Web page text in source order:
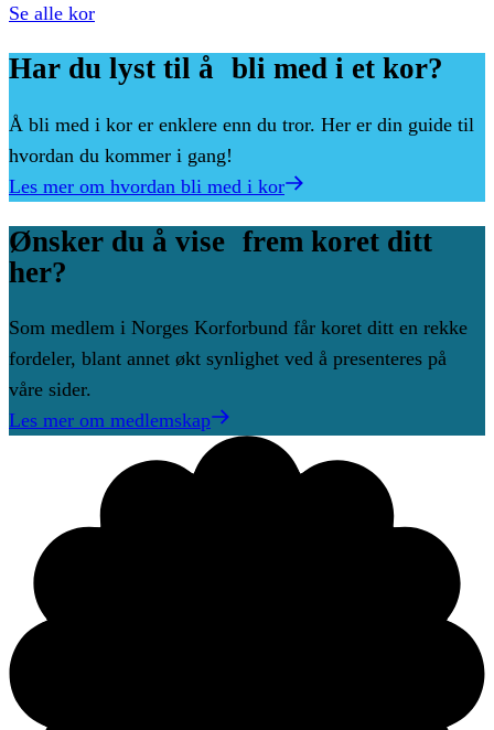
Se alle kor
Har du lyst til å bli med i et kor?
Å bli med i kor er enklere enn du tror. Her er din guide til
hvordan du kommer i gang!
Les mer om hvordan bli med i kor
Ønsker du å vise frem koret ditt
her?
Som medlem i Norges Korforbund får koret ditt en rekke
fordeler, blant annet økt synlighet ved å presenteres på
våre sider.
Les mer om medlemskap